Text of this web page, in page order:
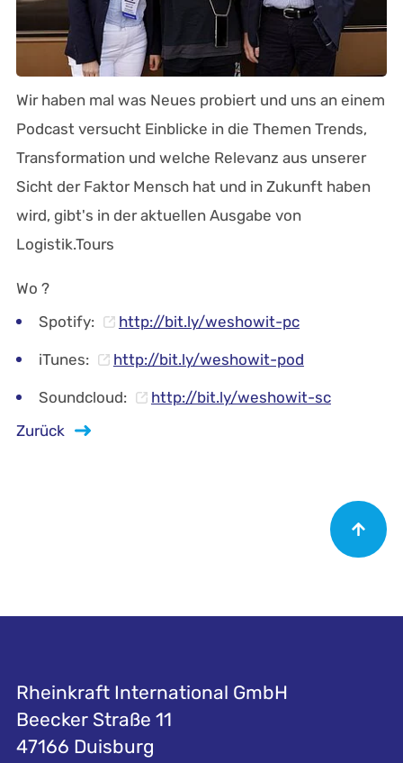
Wir haben mal was Neues probiert und uns an einem
Podcast versucht Einblicke in die Themen Trends,
Transformation und welche Relevanz aus unserer
Sicht der Faktor Mensch hat und in Zukunft haben
wird, gibt's in der aktuellen Ausgabe von
Logistik.Tours
Wo ?
Spotify:
http://bit.ly/weshowit-pc
iTunes: http://bit.ly/weshowit-pod
Soundcloud:
http://bit.ly/weshowit-sc
Zurück
Rheinkraft International GmbH
Beecker Straße 11
47166 Duisburg